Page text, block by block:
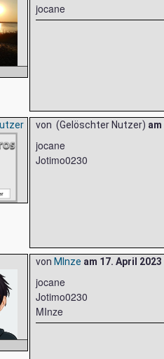
jocane
von (Gelöschter Nutzer) am
jocane
Jotimo0230
von MInze am 17. April 2023
jocane
Jotimo0230
MInze